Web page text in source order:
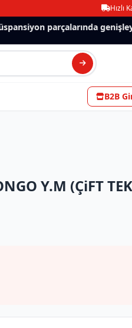
Hızlı
parçalarında
B2B
Y.M (ÇiFT